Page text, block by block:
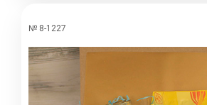
№ 8-1227